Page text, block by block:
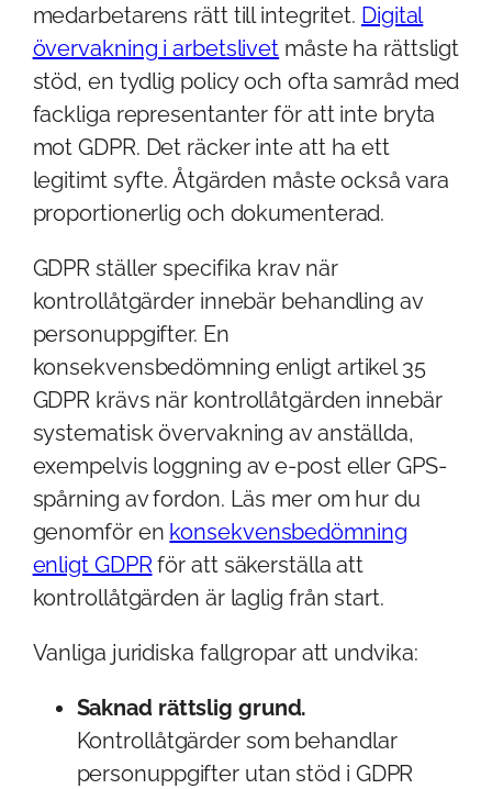
medarbetarens rätt till integritet. Digital
övervakning i arbetslivet måste ha rättsligt
stöd, en tydlig policy och ofta samråd med
fackliga representanter för att inte bryta
mot GDPR. Det räcker inte att ha ett
legitimt syfte. Åtgärden måste också vara
proportionerlig och dokumenterad.
GDPR ställer specifika krav när
kontrollåtgärder innebär behandling av
personuppgifter. En
konsekvensbedömning enligt artikel 35
GDPR krävs när kontrollåtgärden innebär
systematisk övervakning av anställda,
exempelvis loggning av e-post eller GPS-
spårning av fordon. Läs mer om hur du
genomför en konsekvensbedömning
enligt GDPR för att säkerställa att
kontrollåtgärden är laglig från start.
Vanliga juridiska fallgropar att undvika:
Saknad rättslig grund.
Kontrollåtgärder som behandlar
personuppgifter utan stöd i GDPR